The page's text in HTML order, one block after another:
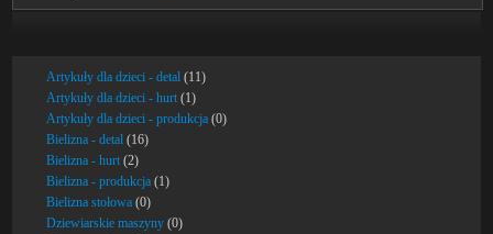
Artykuły dla dzieci - detal (11)
Artykuły dla dzieci - hurt (1)
Artykuły dla dzieci - produkcja (0)
Bielizna - detal (16)
Bielizna - hurt (2)
Bielizna - produkcja (1)
Bielizna stołowa (0)
Dziewiarskie maszyny (0)